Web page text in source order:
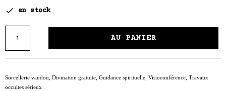
 en stock
AU PANIER
Sorcellerie vaudou, Divination gratuite, Guidance spirituelle, Visioconférence, Travaux
occultes sérieux .